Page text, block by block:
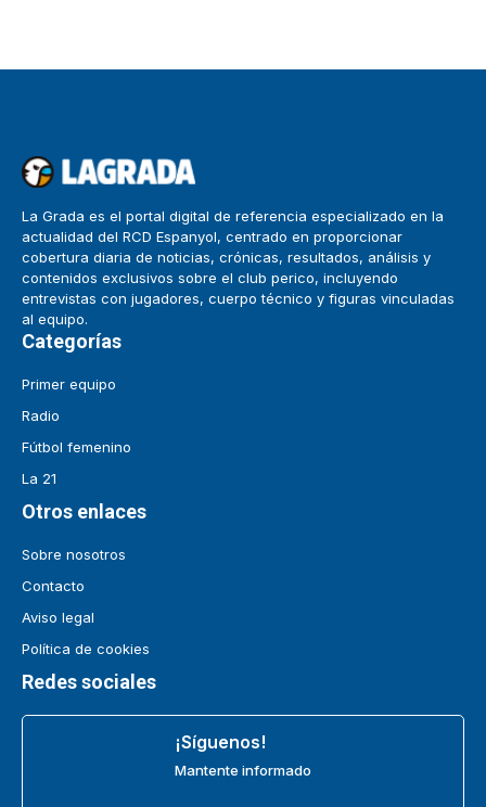
La Grada es el portal digital de referencia especializado en la
actualidad del RCD Espanyol, centrado en proporcionar
cobertura diaria de noticias, crónicas, resultados, análisis y
contenidos exclusivos sobre el club perico, incluyendo
entrevistas con jugadores, cuerpo técnico y figuras vinculadas
al equipo.
Categorías
Primer equipo
Radio
Fútbol femenino
La 21
Otros enlaces
Sobre nosotros
Contacto
Aviso legal
Política de cookies
Redes sociales
¡Síguenos!
Mantente informado